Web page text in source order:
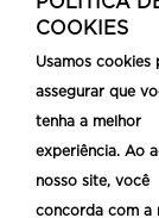
COOKIES
Usamos cookies
assegurar que
tenha a melhor
experiência. Ao
nosso site, você
concorda com a